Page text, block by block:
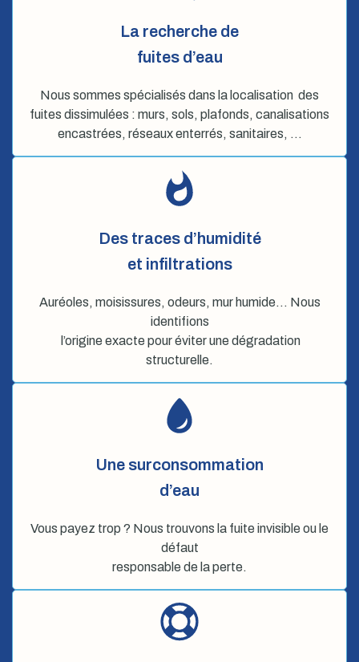
La recherche de
fuites d’eau
Nous sommes spécialisés dans la localisation des
fuites dissimulées : murs, sols, plafonds, canalisations
encastrées, réseaux enterrés, sanitaires, …
Des traces d’humidité
et infiltrations
Auréoles, moisissures, odeurs, mur humide… Nous
identifions
l’origine exacte pour éviter une dégradation
structurelle.
Une surconsommation
d’eau
Vous payez trop ? Nous trouvons la fuite invisible ou le
défaut
responsable de la perte.